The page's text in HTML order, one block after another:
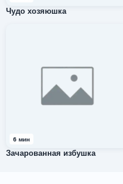
Чудо хозяюшка
6 мин
Зачарованная избушка